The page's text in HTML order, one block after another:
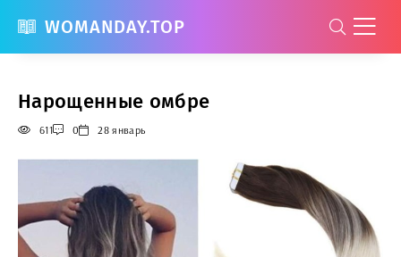
WOMANDAY.TOP
Нарощенные омбре
611 0 28 январь